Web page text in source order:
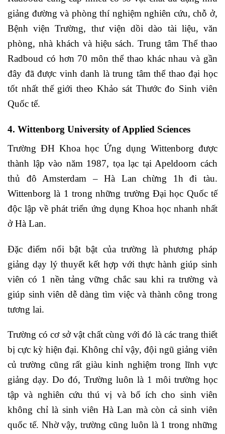
giảng đường và phòng thí nghiệm nghiên cứu, chỗ ở,
Bệnh viện Trường, thư viện dồi dào tài liệu, văn
phòng, nhà khách và hiệu sách. Trung tâm Thể thao
Radboud có hơn 70 môn thể thao khác nhau và gần
đây đã được vinh danh là trung tâm thể thao đại học
tốt nhất thế giới theo Khảo sát Thước đo Sinh viên
Quốc tế.
4. Wittenborg University of Applied Sciences
Trường ĐH Khoa học Ứng dụng Wittenborg được
thành lập vào năm 1987, tọa lạc tại Apeldoorn cách
thủ đô Amsterdam – Hà Lan chừng 1h đi tàu.
Wittenborg là 1 trong những trường Đại học Quốc tế
độc lập về phát triển ứng dụng Khoa học nhanh nhất
ở Hà Lan.
Đặc điểm nổi bật bật của trường là phương pháp
giảng dạy lý thuyết kết hợp với thực hành giúp sinh
viên có 1 nền tảng vững chắc sau khi ra trường và
giúp sinh viên dễ dàng tìm việc và thành công trong
tương lai.
Trường có cơ sở vật chất cùng với đó là các trang thiết
bị cực kỳ hiện đại. Không chỉ vậy, đội ngũ giảng viên
củ trường cũng rất giàu kinh nghiệm trong lĩnh vực
giảng dạy. Do đó, Trường luôn là 1 môi trường học
tập và nghiên cứu thú vị và bổ ích cho sinh viên
không chỉ là sinh viên Hà Lan mà còn cả sinh viên
quốc tế. Nhờ vậy, trường cũng luôn là 1 trong những